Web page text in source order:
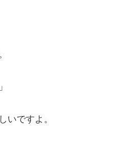
いですよ。